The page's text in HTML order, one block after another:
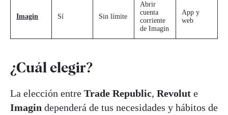
Imagin Sí Sin límite
Abrir
cuenta
corriente
de Imagin
App y
web
¿Cuál elegir?
La elección entre Trade Republic, Revolut e
Imagin dependerá de tus necesidades y hábitos de